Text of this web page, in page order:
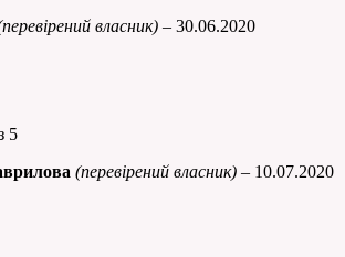
власник) – 30.06.2020
5
(перевірений власник) – 10.07.2020